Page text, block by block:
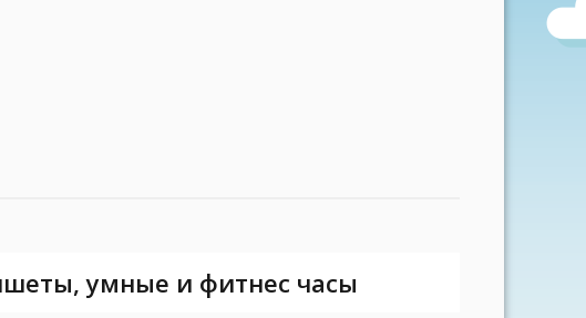
умные и фитнес часы